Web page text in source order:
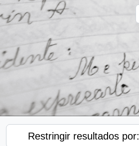
Restringir resultados por: